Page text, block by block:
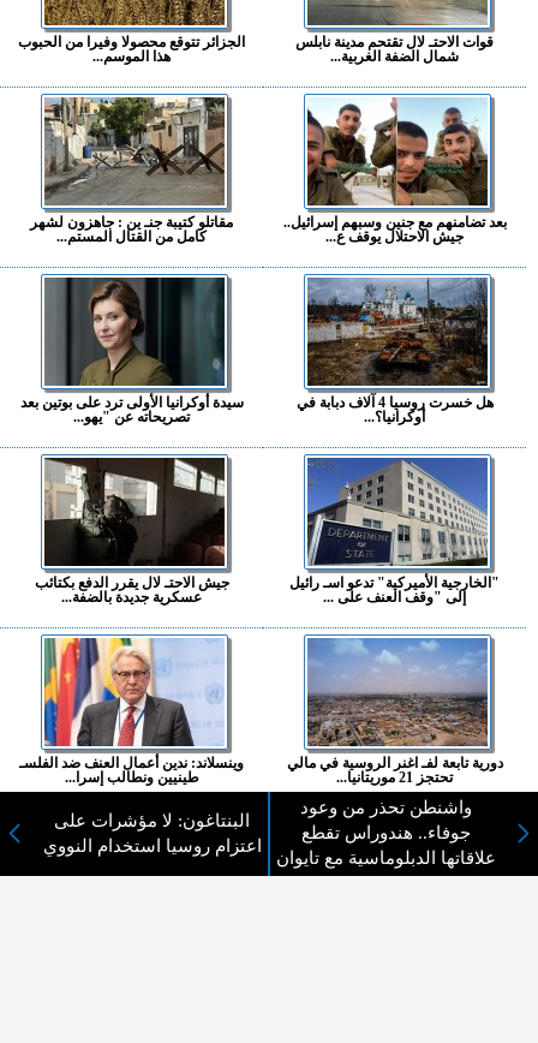
قوات الاحتـ لال تقتحم مدينة نابلس
شمال الضفة الغربية...
الجزائر تتوقع محصولا وفيرا من الحبوب
هذا الموسم...
بعد تضامنهم مع جنين وسبهم إسرائيل..
جيش الاحتلال يوقف ع...
مقاتلو كتيبة جنـ ين : جاهزون لشهر
كامل من القتال المستم...
هل خسرت روسيا 4 آلاف دبابة في
أوكرانيا؟...
سيدة أوكرانيا الأولى ترد على بوتين بعد
تصريحاته عن "يهو...
"الخارجية الأميركية" تدعو اسـ رائيل
إلى "وقف العنف على ...
جيش الاحتـ لال يقرر الدفع بكتائب
عسكرية جديدة بالضفة...
دورية تابعة لفـ اغنر الروسية في مالي
تحتجز 21 موريتانيا...
وينسلاند: ندين أعمال العنف ضد الفلسـ
طينيين ونطالب إسرا...
المزيد ...
اختيارات القراء
واشنطن تحذر من وعود
جوفاء.. هندوراس تقطع
علاقاتها الدبلوماسية مع تايوان
البنتاغون: لا مؤشرات على
اعتزام روسيا استخدام النووي